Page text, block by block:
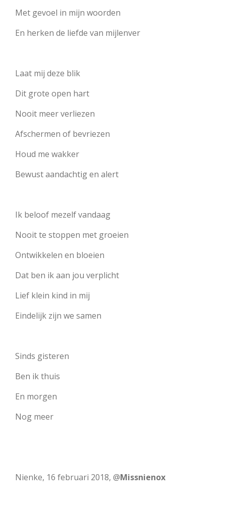
Met gevoel in mijn woorden
En herken de liefde van mijlenver
Laat mij deze blik
Dit grote open hart
Nooit meer verliezen
Afschermen of bevriezen
Houd me wakker
Bewust aandachtig en alert
Ik beloof mezelf vandaag
Nooit te stoppen met groeien
Ontwikkelen en bloeien
Dat ben ik aan jou verplicht
Lief klein kind in mij
Eindelijk zijn we samen
Sinds gisteren
Ben ik thuis
En morgen
Nog meer
Nienke, 16 februari 2018, @Missnienox